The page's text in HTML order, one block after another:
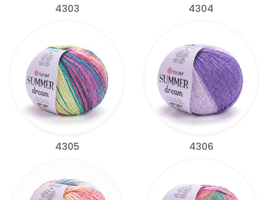
4303 4304
4305 4306